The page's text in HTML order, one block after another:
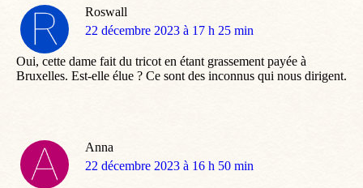
Roswall
dit
22 décembre 2023 à 17 h 25 min
Oui, cette dame fait du tricot en étant grassement payée à
Bruxelles. Est-elle élue ? Ce sont des inconnus qui nous dirigent.
Anna
dit
22 décembre 2023 à 16 h 50 min